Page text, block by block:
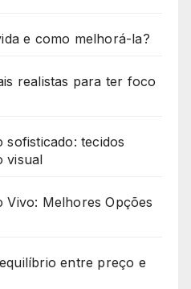
e como melhorá-la?
realistas para ter foco
tecidos
visual
Vivo: Melhores Opções
entre preço e